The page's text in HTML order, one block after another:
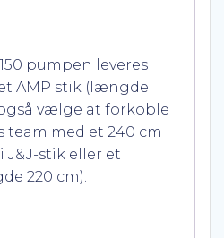
pumpen leveres
AMP stik (længde
vælge at forkoble
team med et 240 cm
J&J-stik eller et
220 cm).